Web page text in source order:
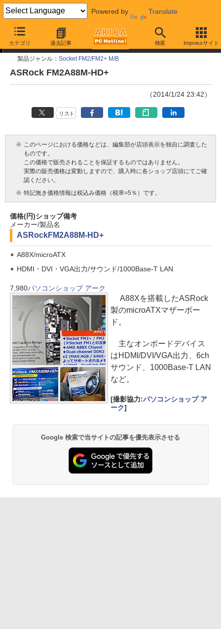
Powered by Translate
カテゴリ 過去記事 検索 Impressサイト
今週見つけた新製品
製品ジャンル： Socket FM2/FM2+ M/B
ASRock FM2A88M-HD+
（2014/1/24 23:42）
リスト
※ このページにおける価格などは、編集部が店頭表示を独自に調査した
ものです。
この価格で販売されることを保証するものではありません。
実際の販売価格は変動しますので、購入時に各ショップ店頭にてご確
認ください。
※ 特記無き価格情報は税込み価格（税率=5％）です。
価格(円)ショップ備考
メーカー/製品名
ASRockFM2A88M-HD+
A88X/microATX
HDMI・DVI・VGA出力/サウンド/1000Base-T LAN
7,980パソコンショップ アーク
A88Xを搭載したASRock
製のmicroATXマザーボー
ド。
主なオンボードデバイス
はHDMI/DVI/VGA出力、6ch
サウンド、1000Base-T LAN
など。
[撮影協力:パソコンショップ ア
ーク]
Google 検索で当サイトの記事を優先表示させる